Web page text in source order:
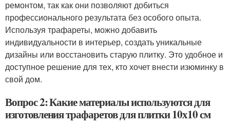
ремонтом, так как они позволяют добиться
профессионального результата без особого опыта.
Используя трафареты, можно добавить
индивидуальности в интерьер, создать уникальные
дизайны или восстановить старую плитку. Это удобное и
доступное решение для тех, кто хочет внести изюминку в
свой дом.
Вопрос 2: Какие материалы используются для
изготовления трафаретов для плитки 10х10 см